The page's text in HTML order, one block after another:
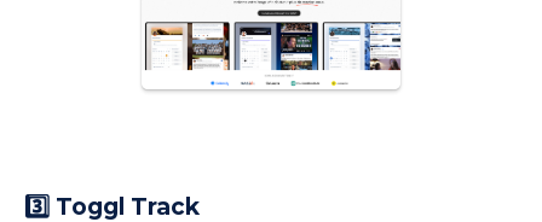
3️⃣ Toggl Track